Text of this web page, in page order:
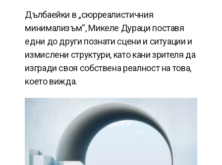
Дълбаейки в „сюрреалистичния
минимализъм“, Микеле Дураци поставя
едни до други познати сцени и ситуации и
измислени структури, като кани зрителя да
изгради своя собствена реалност на това,
което вижда.